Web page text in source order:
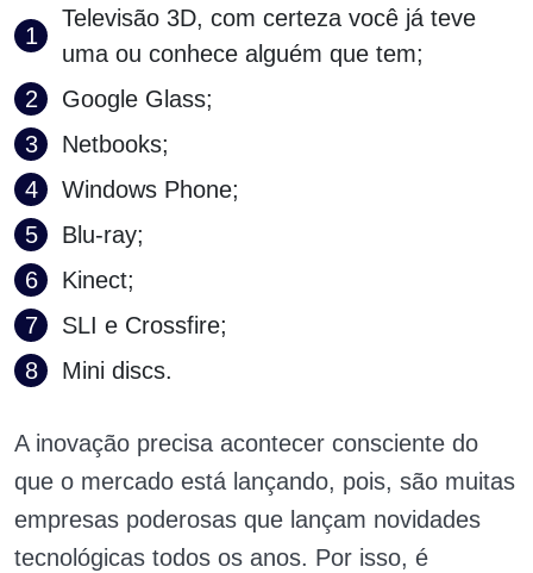
Televisão 3D, com certeza você já teve
uma ou conhece alguém que tem;
Google Glass;
Netbooks;
Windows Phone;
Blu-ray;
Kinect;
SLI e Crossfire;
Mini discs.
A inovação precisa acontecer consciente do
que o mercado está lançando, pois, são muitas
empresas poderosas que lançam novidades
tecnológicas todos os anos. Por isso, é